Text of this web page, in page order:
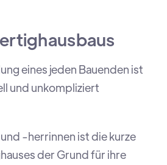
eines jeden Bauenden ist
und unkompliziert
-herrinnen ist die kurze
der Grund für ihre